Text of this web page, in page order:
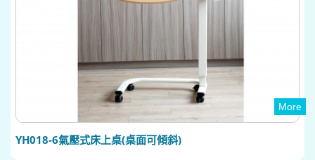
More
YH018-6氣壓式床上桌(桌面可傾斜)